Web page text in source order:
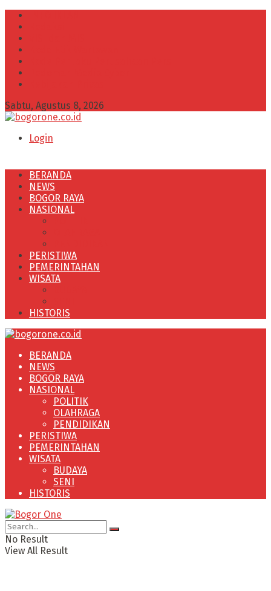
Sabtu, Agustus 8, 2026
Login
BERANDA
NEWS
BOGOR RAYA
NASIONAL
PERISTIWA
PEMERINTAHAN
WISATA
HISTORIS
BERANDA
NEWS
BOGOR RAYA
NASIONAL
POLITIK
OLAHRAGA
PENDIDIKAN
PERISTIWA
PEMERINTAHAN
WISATA
BUDAYA
SENI
HISTORIS
No Result
View All Result